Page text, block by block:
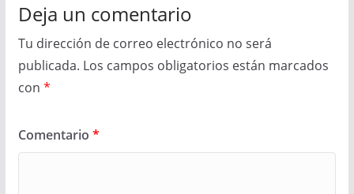
Deja un comentario
Tu dirección de correo electrónico no será
publicada. Los campos obligatorios están marcados
con *
Comentario *